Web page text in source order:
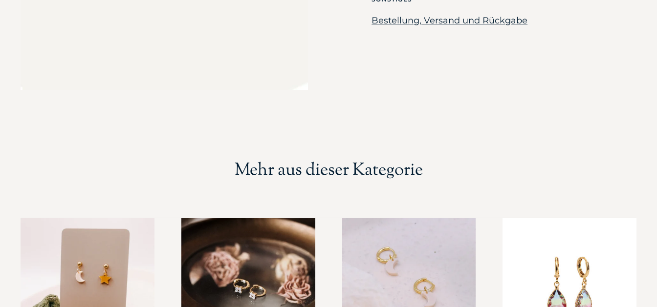
Bestellung, Versand und Rückgabe
Mehr aus dieser Kategorie